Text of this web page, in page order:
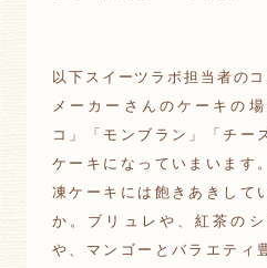
以下スイーツラボ担当者のコ
メーカーさんのケーキの
コ」「モンブラン」「チー
ケーキになっていまいます
凍ケーキには飽きあきして
か。ブリュレや、紅茶の
や、マンゴーとバラエティ